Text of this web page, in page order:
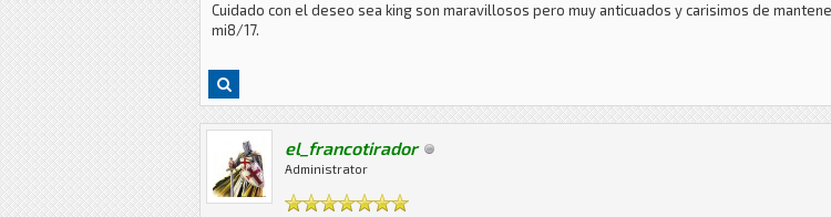
Cuidado con el deseo sea king son maravillosos pero muy anticuados y carisimos de
mi8/17.
el_francotirador
Administrator